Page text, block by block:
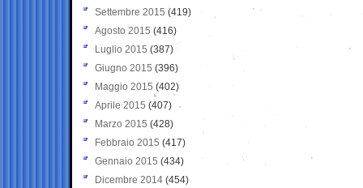
Settembre 2015 (419)
Agosto 2015 (416)
Luglio 2015 (387)
Giugno 2015 (396)
Maggio 2015 (402)
Aprile 2015 (407)
Marzo 2015 (428)
Febbraio 2015 (417)
Gennaio 2015 (434)
Dicembre 2014 (454)